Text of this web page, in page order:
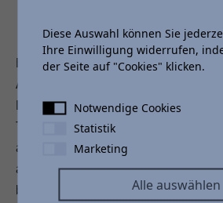
Besuchen Sie uns am 03.02.2024 in
Autohäusern und feiern Sie mit uns
Day. Neben unschlagbaren
Tageszulassungen und bis zu 25%
ausgewählte Modelle erwartet
an diesem Tag der brandneue
bei uns viele weitere Team
Diese Auswahl können Sie
Ihre Einwilligung widerrufen,
der Seite auf "Cookies" klicken.
Notwendige Cookies
Statistik
Marketing
Alle auswählen